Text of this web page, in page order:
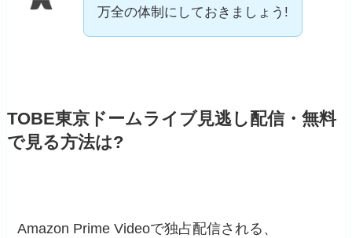
万全の体制にしておきましょう!
TOBE東京ドームライブ見逃し配信・無料
で見る方法は?
Amazon Prime Videoで独占配信される、